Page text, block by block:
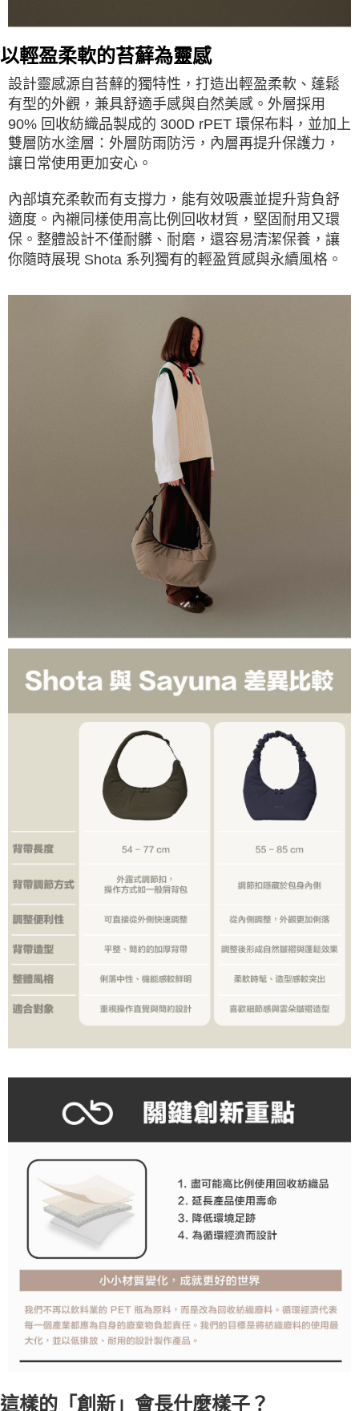
以輕盈柔軟的苔蘚為靈感
設計靈感源自苔蘚的獨特性 ，打造出輕盈柔軟、蓬鬆
有型的外觀，兼具舒適手感與自然美感。外層採用
90% 回收紡織品製成的 300D rPET 環保布料，並加上
雙層防水塗層：外層防雨防污，內層再提升保護力，
讓日常使用更加安心。
內部填充柔軟而有支撐力，能有效吸震並提升背負舒
適度。內襯同樣使用高比例回收材質，堅固耐用又環
保。整體設計不僅耐髒、耐磨，還容易清潔保養，讓
你隨時展現 Shota 系列獨有的輕盈質感與永續風格。
這樣的「創新」會長什麼樣子？